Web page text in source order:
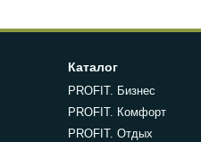
Каталог
PROFIT. Бизнес
PROFIT. Комфорт
PROFIT. Отдых